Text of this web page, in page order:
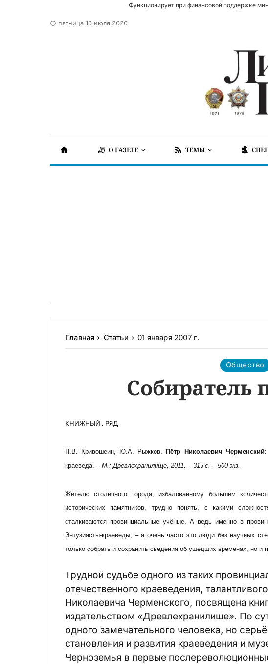
Функционирует при финансовой поддержке
пятница 10 июля 2026
О ГАЗЕТЕ ТЕМЫ
Главная Статьи 01 января 2007 г.
Общество
Собиратель
КНИЖНЫЙ РЯД
Н.В. Кривошеин, Ю.А. Рыжков. Пётр Николаевич Черменский:
краеведа. – М.: Древлехранилище, 2011. – 315 с. – 500 экз.
Жителю столичного города, избалованному большим
исторических памятников, трудно понять, с какими
сталкиваются провинциальные учёные. А ведь именно в
Энтузиасты-краеведы, – а очень часто это люди без научных
только собрать и сохранить сведения об ушедших временах, но
Трудной судьбе одного из таких
отечественного краеведения,
Николаевича Черменского, посвящена
издательством «Древлехранилище». По
одного замечательного человека, но
становления и развития краеведения и
Черноземья в первые